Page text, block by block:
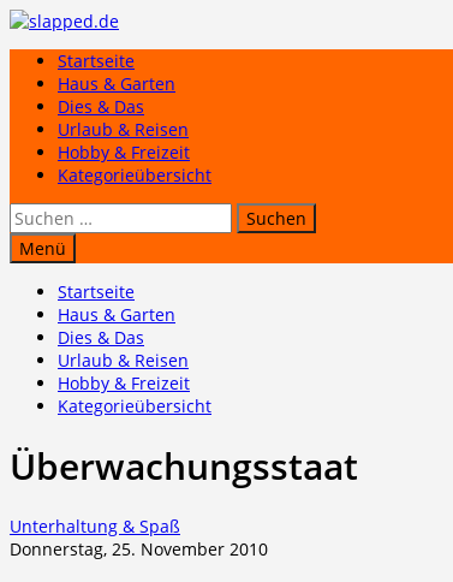
Zum
springenStartseite
Haus & Garten
Dies & Das
Urlaub & Reisen
Hobby & Freizeit
Kategorieübersicht
Suchen
nach:
Menü
Startseite
Haus & Garten
Dies & Das
Urlaub & Reisen
Hobby & Freizeit
Kategorieübersicht
Überwachungsstaat
Unterhaltung & Spaß
Donnerstag, 25. November 2010